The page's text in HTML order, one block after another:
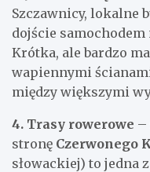
Szczawnicy, lokalne
dojście
Krótka, ale bardzo
wapiennymi
między większymi
4. Trasy rowerowe –
stronę Czerwonego
słowackiej) to jedna